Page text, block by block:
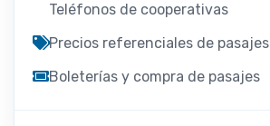
Teléfonos de cooperativas
Precios referenciales de pasajes
Boleterías y compra de pasajes